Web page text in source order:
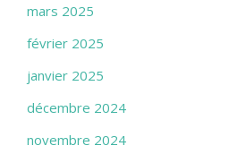
mars 2025
février 2025
janvier 2025
décembre 2024
novembre 2024